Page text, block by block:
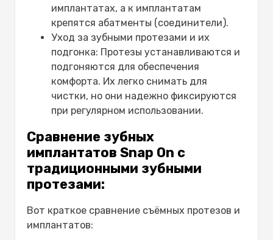
имплантатах, а к имплантатам
крепятся абатменты (соединители).
Уход за зубными протезами и их
подгонка: Протезы устанавливаются и
подгоняются для обеспечения
комфорта. Их легко снимать для
чистки, но они надежно фиксируются
при регулярном использовании.
Сравнение зубных
имплантатов Snap On с
традиционными зубными
протезами:
Вот краткое сравнение съёмных протезов и
имплантатов: